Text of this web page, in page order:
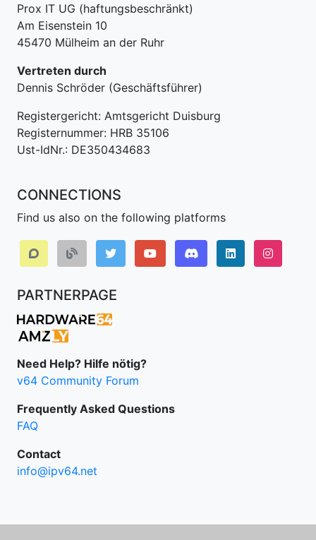
Prox IT UG (haftungsbeschränkt)
Am Eisenstein 10
45470 Mülheim an der Ruhr
Vertreten durch
Dennis Schröder (Geschäftsführer)
Registergericht: Amtsgericht Duisburg
Registernummer: HRB 35106
Ust-IdNr.: DE350434683
CONNECTIONS
Find us also on the following platforms
DiscordLinkedIn
PARTNERPAGE
Need Help? Hilfe nötig?
v64 Community Forum
Frequently Asked Questions
FAQ
Contact
info@ipv64.net